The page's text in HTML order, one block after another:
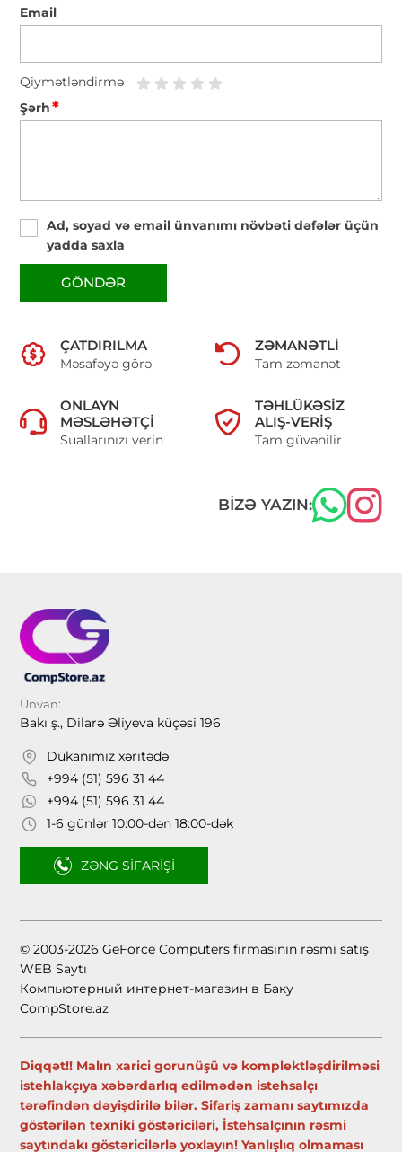
Email
Qiymətləndirmə
Şərh*
Ad, soyad və email ünvanımı növbəti dəfələr üçün
yadda saxla
GÖNDƏR
ÇATDIRILMA
Məsafəyə görə
ZƏMANƏTLI
Tam zəmanət
ONLAYN
MƏSLƏHƏTÇI
Suallarınızı verin
TƏHLÜKƏSIZ
ALIŞ-VERIŞ
Tam güvənilir
BIZƏ YAZIN:
Ünvan:
Bakı ş., Dilarə Əliyeva küçəsi 196
Dükanımız xəritədə
+994 (51) 596 31 44
+994 (51) 596 31 44
1-6 günlər 10:00-dən 18:00-dək
ZƏNG SIFARIŞI
© 2003-2026 GeForce Computers firmasının rəsmi satış
WEB Saytı
Компьютерный интернет-магазин в Баку
CompStore.az
Diqqət!! Malın xarici gorunüşü və komplektləşdirilməsi
istehlakçıya xəbərdarlıq edilmədən istehsalçı
tərəfindən dəyişdirilə bilər. Sifariş zamanı saytımızda
göstərilən texniki göstəriciləri, İstehsalçının rəsmi
saytındakı göstəricilərlə yoxlayın! Yanlışlıq olmaması